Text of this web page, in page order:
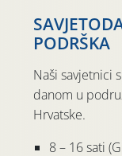
PODRŠKA
Naši savjetnici
danom u
Hrvatske.
8 – 16 sati